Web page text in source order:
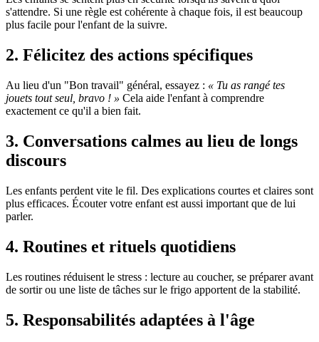
s'attendre. Si une règle est cohérente à chaque fois, il est beaucoup
plus facile pour l'enfant de la suivre.
2. Félicitez des actions spécifiques
Au lieu d'un "Bon travail" général, essayez : « Tu as rangé tes
jouets tout seul, bravo ! » Cela aide l'enfant à comprendre
exactement ce qu'il a bien fait.
3. Conversations calmes au lieu de longs
discours
Les enfants perdent vite le fil. Des explications courtes et claires sont
plus efficaces. Écouter votre enfant est aussi important que de lui
parler.
4. Routines et rituels quotidiens
Les routines réduisent le stress : lecture au coucher, se préparer avant
de sortir ou une liste de tâches sur le frigo apportent de la stabilité.
5. Responsabilités adaptées à l'âge